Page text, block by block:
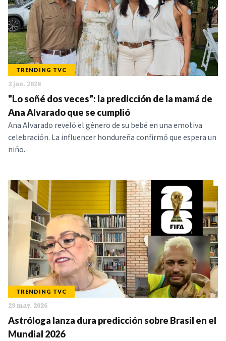
TRENDING TVC
2 jun. 2026
"Lo soñé dos veces": la predicción de la mamá de
Ana Alvarado que se cumplió
Ana Alvarado reveló el género de su bebé en una emotiva
celebración. La influencer hondureña confirmó que espera un
niño.
TRENDING TVC
29 may. 2026
Astróloga lanza dura predicción sobre Brasil en el
Mundial 2026